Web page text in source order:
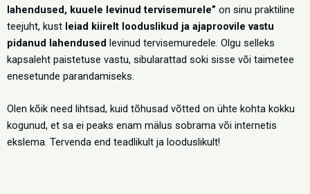
lahendused, kuuele levinud tervisemurele” on sinu praktiline
teejuht, kust leiad kiirelt looduslikud ja ajaproovile vastu
pidanud lahendused levinud tervisemuredele. Olgu selleks
kapsaleht paistetuse vastu, sibularattad soki sisse või taimetee
enesetunde parandamiseks.
Olen kõik need lihtsad, kuid tõhusad võtted on ühte kohta kokku
kogunud, et sa ei peaks enam mälus sobrama või internetis
ekslema. Tervenda end teadlikult ja looduslikult!